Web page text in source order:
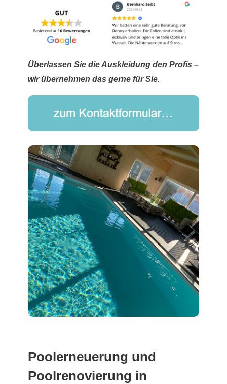
Überlassen Sie die Auskleidung den Profis –
wir übernehmen das gerne für Sie.
Poolerneuerung und
Poolrenovierung in